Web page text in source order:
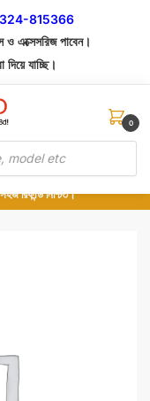
815366
ও এক্সেসরিজ পাবেন।
যাচ্ছি।
0
কুরিয়ার সার্ভিসে ডেলিভারি।
দিন, না হলে ৫ মিনিটে ১৯৯
রিফান্ড নিশ্চিত।